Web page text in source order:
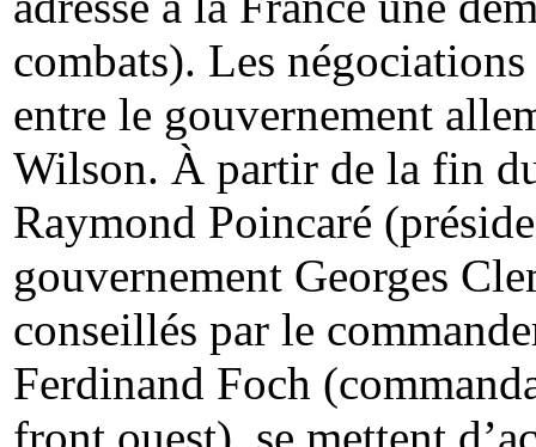
combats). Les
entre le gouvernement
Wilson. À partir de la fin
Raymond Poincaré
gouvernement Georges
conseillés par le
Ferdinand Foch
front ouest), se mettent